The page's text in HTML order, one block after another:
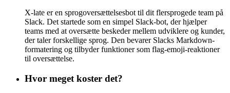
X-late er en sprogoversættelsesbot til dit flersprogede team på
Slack. Det startede som en simpel Slack-bot, der hjælper
teams med at oversætte beskeder mellem udviklere og kunder,
der taler forskellige sprog. Den bevarer Slacks Markdown-
formatering og tilbyder funktioner som flag-emoji-reaktioner
til oversættelse.
Hvor meget koster det?